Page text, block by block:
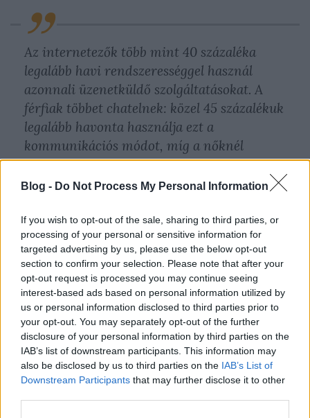
Blog - Do Not Process My Personal Information
If you wish to opt-out of the sale, sharing to third parties, or
processing of your personal or sensitive information for
targeted advertising by us, please use the below opt-out
section to confirm your selection. Please note that after your
opt-out request is processed you may continue seeing
interest-based ads based on personal information utilized by
us or personal information disclosed to third parties prior to
your opt-out. You may separately opt-out of the further
disclosure of your personal information by third parties on the
IAB’s list of downstream participants. This information may
also be disclosed by us to third parties on the IAB’s List of
Downstream Participants that may further disclose it to other
Az internetezők több mint 40 százaléka
legalább havi rendszerességgel használ
azonnali üzenetküldő szolgáltatásokat. A
férfiak többet chatelnek: közel 45 százalékuk
legalább havonta használja ezt a
kommunikációs módot, míg a nőknél
ugyanez az arány 39 százalék. A legaktívabb
chatelők a 18-29 évesek és az egyedülállók. A
Skype: míg előbbit hazánkban a 18-64 éves
netezők 37 százaléka használja, addig
utóbbit minden ötödik internetező.